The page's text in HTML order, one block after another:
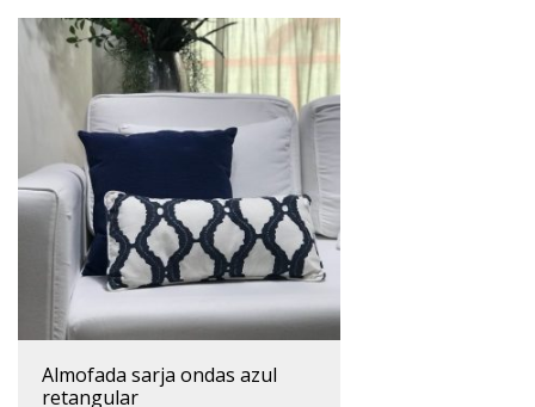
almofada sarja ondas azul
retangular